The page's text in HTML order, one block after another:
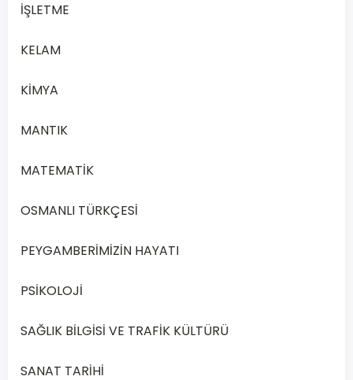
denklem
göre
+
kaçtır?
B 5
C 7
İŞLETME
KELAM
KİMYA
MANTIK
MATEMATİK
OSMANLI TÜRKÇESİ
PEYGAMBERİMİZİN HAYATI
PSİKOLOJİ
SAĞLIK BİLGİSİ VE TRAFİK KÜLTÜRÜ
SANAT TARİHİ